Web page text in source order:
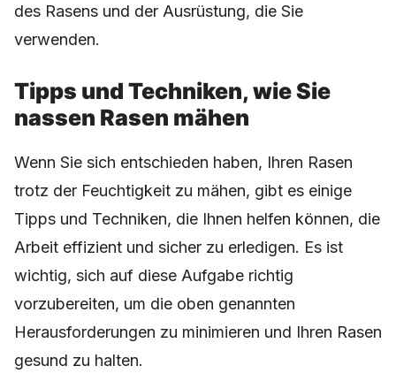
des Rasens und der Ausrüstung, die Sie
verwenden.
Tipps und Techniken, wie Sie
nassen Rasen mähen
Wenn Sie sich entschieden haben, Ihren Rasen
trotz der Feuchtigkeit zu mähen, gibt es einige
Tipps und Techniken, die Ihnen helfen können, die
Arbeit effizient und sicher zu erledigen. Es ist
wichtig, sich auf diese Aufgabe richtig
vorzubereiten, um die oben genannten
Herausforderungen zu minimieren und Ihren Rasen
gesund zu halten.